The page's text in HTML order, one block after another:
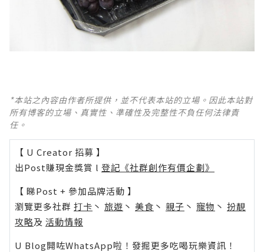
*本站之內容由作者所提供，並不代表本站的立場。因此本站對
所有博客的立場、真實性、準確性及完整性不負任何法律責
任。
【 U Creator 招募 】
出Post賺現金獎賞 l 登記《社群創作有價企劃》
【 睇Post + 參加品牌活動 】
瀏覽更多社群 打卡 丶 旅遊 丶 美食 丶 親子 丶 寵物 丶 扮靚
攻略及 活動情報
U Blog開咗WhatsApp啦！發掘更多吃喝玩樂資訊！